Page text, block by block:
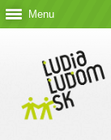
Menu